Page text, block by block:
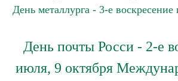
День металлурга - 3-е
День почты Росси - 2-е
июля, 9 октября